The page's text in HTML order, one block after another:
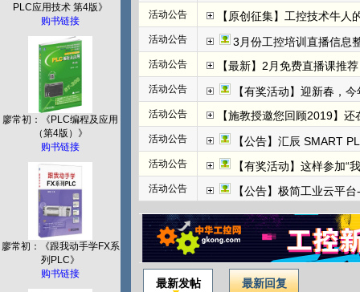
PLC应用技术 第4版》
购书链接
廖常初：《PLC编程及应用
（第4版）》
购书链接
廖常初：《跟我动手学FX系
列PLC》
购书链接
活动公告 【原创征集】工控技术牛
活动公告 3月份工控培训直播信息整
活动公告 【最新】2月免费直播课推
活动公告 【有奖活动】迎新春，
活动公告 【施教授邀您回顾2019】
活动公告 【公告】汇辰 SMART
活动公告 【有奖活动】这样参加“
活动公告 【公告】极简工业云平台-
最新发帖 最新回复